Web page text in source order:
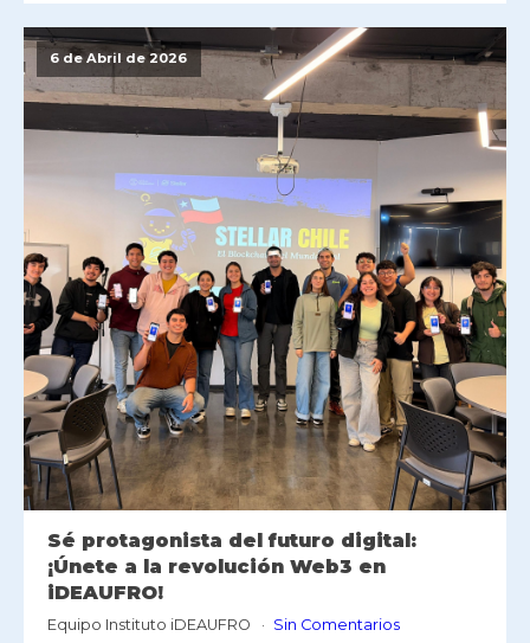
6 de Abril de 2026
Sé protagonista del futuro digital:
¡Únete a la revolución Web3 en
iDEAUFRO!
Equipo Instituto iDEAUFRO Sin Comentarios